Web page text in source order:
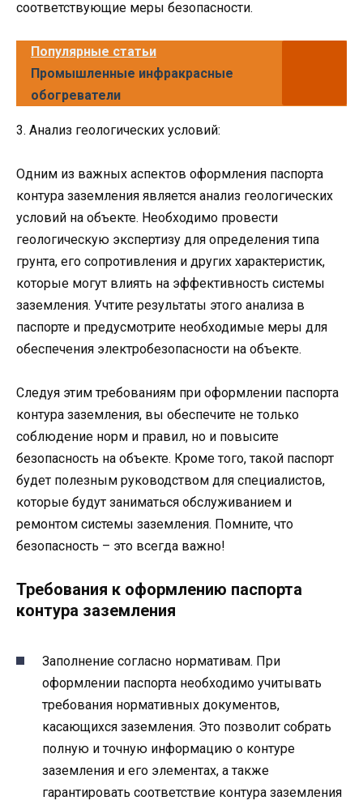
соответствующие меры безопасности.
Популярные статьи
Промышленные инфракрасные
обогреватели
3. Анализ геологических условий:
Одним из важных аспектов оформления паспорта
контура заземления является анализ геологических
условий на объекте. Необходимо провести
геологическую экспертизу для определения типа
грунта, его сопротивления и других характеристик,
которые могут влиять на эффективность системы
заземления. Учтите результаты этого анализа в
паспорте и предусмотрите необходимые меры для
обеспечения электробезопасности на объекте.
Следуя этим требованиям при оформлении паспорта
контура заземления, вы обеспечите не только
соблюдение норм и правил, но и повысите
безопасность на объекте. Кроме того, такой паспорт
будет полезным руководством для специалистов,
которые будут заниматься обслуживанием и
ремонтом системы заземления. Помните, что
безопасность – это всегда важно!
Требования к оформлению паспорта
контура заземления
Заполнение согласно нормативам. При
оформлении паспорта необходимо учитывать
требования нормативных документов,
касающихся заземления. Это позволит собрать
полную и точную информацию о контуре
заземления и его элементах, а также
гарантировать соответствие контура заземления